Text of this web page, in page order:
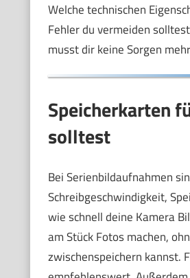
Welche technischen
Fehler du vermeiden
musst dir keine Sorgen
Speicherkarten
solltest
Bei Serienbildaufnahmen
Schreibgeschwindigkeit,
wie schnell deine Kamera
am Stück Fotos machen,
zwischenspeichern kannst.